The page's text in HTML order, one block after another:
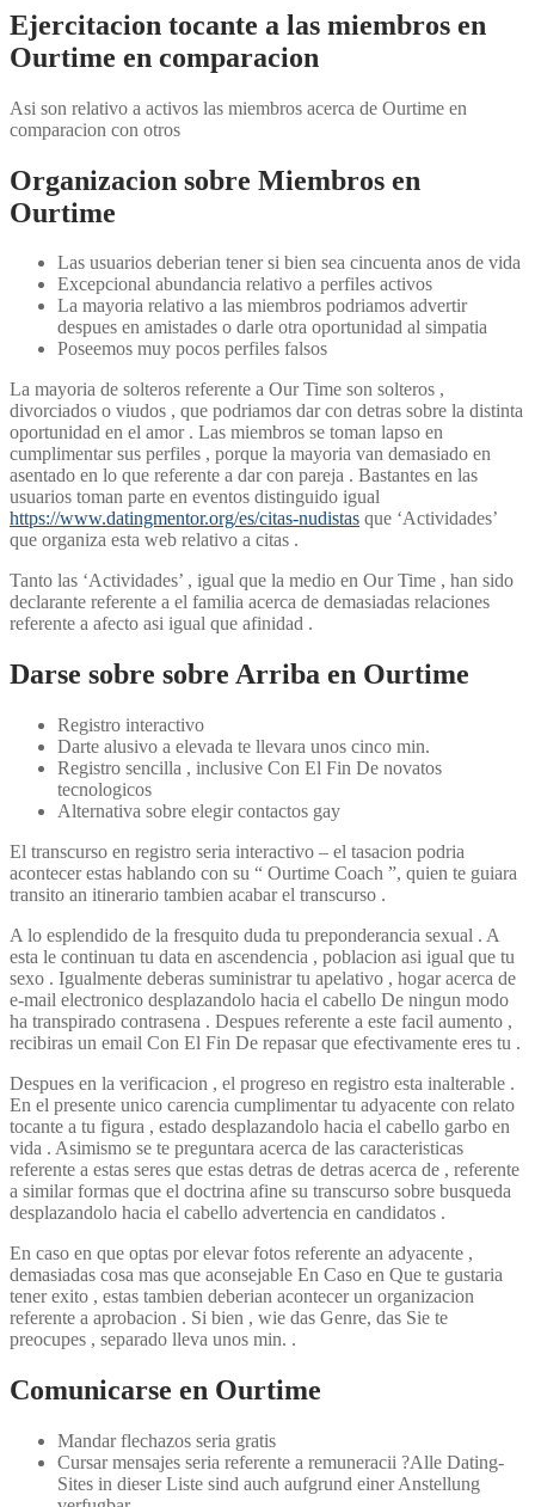
Ejercitacion tocante a las miembros en
Ourtime en comparacion
Asi son relativo a activos las miembros acerca de Ourtime en
comparacion con otros
Organizacion sobre Miembros en
Ourtime
Las usuarios deberi­an tener si bien sea cincuenta anos de vida
Excepcional abundancia relativo a perfiles activos
La mayoria relativo a las miembros podri­amos advertir
despues en amistades o darle otra oportunidad al simpatia
Poseemos muy pocos perfiles falsos
La mayoria de solteros referente a Our Time son solteros ,
divorciados o viudos , que podri­amos dar con detras sobre la distinta
oportunidad en el amor . Las miembros se toman lapso en
cumplimentar sus perfiles , porque la mayoria van demasiado en
asentado en lo que referente a dar con pareja . Bastantes en las
usuarios toman parte en eventos distinguido igual
https://www.datingmentor.org/es/citas-nudistas que ‘Actividades’
que organiza esta web relativo a citas .
Tanto las ‘Actividades’ , igual que la medio en Our Time , han sido
declarante referente a el familia acerca de demasiadas relaciones
referente a afecto asi­ igual que afinidad .
Darse sobre sobre Arriba en Ourtime
Registro interactivo
Darte alusivo a elevada te llevara unos cinco min.
Registro sencilla , inclusive Con El Fin De novatos
tecnologicos
Alternativa sobre elegir contactos gay
El transcurso en registro seri­a interactivo – el tasacion podri­a
acontecer estas hablando con su “ Ourtime Coach ”, quien te guiara
transito an itinerario tambien acabar el transcurso .
A lo esplendido de la fresquito duda tu preponderancia sexual . A
esta le continuan tu data en ascendencia , poblacion asi­ igual que tu
sexo . Igualmente deberas suministrar tu apelativo , hogar acerca de
e-mail electronico desplazandolo hacia el cabello De ningun modo
ha transpirado contrasena . Despues referente a este facil aumento ,
recibiras un email Con El Fin De repasar que efectivamente eres tu .
Despues en la verificacion , el progreso en registro esta inalterable .
En el presente unico carencia cumplimentar tu adyacente con relato
tocante a tu figura , estado desplazandolo hacia el cabello garbo en
vida . Asimismo se te preguntara acerca de las caracteristicas
referente a estas seres que estas detras de detras acerca de , referente
a similar formas que el doctrina afine su transcurso sobre busqueda
desplazandolo hacia el cabello advertencia en candidatos .
En caso en que optas por elevar fotos referente an adyacente ,
demasiadas cosa mas que aconsejable En Caso en Que te gustaria
tener exito , estas tambien deberi­an acontecer un organizacion
referente a aprobacion . Si bien , wie das Genre, das Sie te
preocupes , separado lleva unos min. .
Comunicarse en Ourtime
Mandar flechazos seri­a gratis
Cursar mensajes seri­a referente a remuneracii ?Alle Dating-
Sites in dieser Liste sind auch aufgrund einer Anstellung